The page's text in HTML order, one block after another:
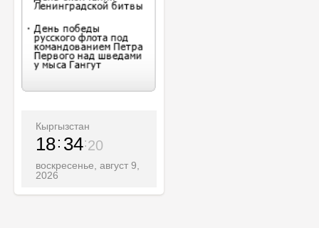
Кыргызстан
18 34 21
воскресенье, август 9,
2026